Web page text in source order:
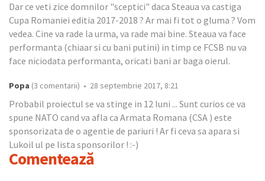
Dar ce veti zice domnilor "sceptici" daca Steaua va castiga
Cupa Romaniei editia 2017-2018 ? Ar mai fi tot o gluma ? Vom
vedea. Cine va rade la urma, va rade mai bine. Steaua va face
performanta (chiaar si cu bani putini) in timp ce FCSB nu va
face niciodata performanta, oricati bani ar baga oierul.
Popa (3 comentarii) • 28 septembrie 2017, 8:21
Probabil proiectul se va stinge in 12 luni ... Sunt curios ce va
spune NATO cand va afla ca Armata Romana (CSA ) este
sponsorizata de o agentie de pariuri ! Ar fi ceva sa apara si
Lukoil ul pe lista sponsorilor ! :-)
Comentează